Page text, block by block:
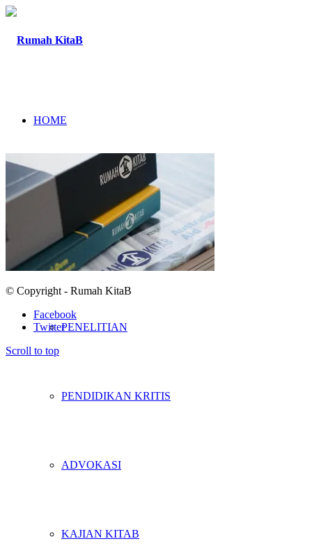
HOME
TENTANG
PROGRAM
PENELITIAN
PENDIDIKAN KRITIS
ADVOKASI
KAJIAN KITAB
© Copyright - Rumah KitaB
Facebook
Twitter
Scroll to top